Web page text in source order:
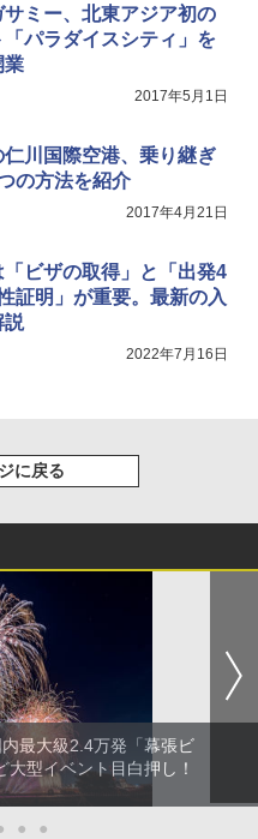
ミー、北東アジア初の
パラダイスシティ」を
業
2017年5月1日
川国際空港、乗り継ぎ
の方法を紹介
2017年4月21日
ビザの取得」と「出発4
証明」が重要。最新の入
説
2022年7月16日
に戻る
最大級2.4万発「幕張ビ
型イベント目白押し！
● ●